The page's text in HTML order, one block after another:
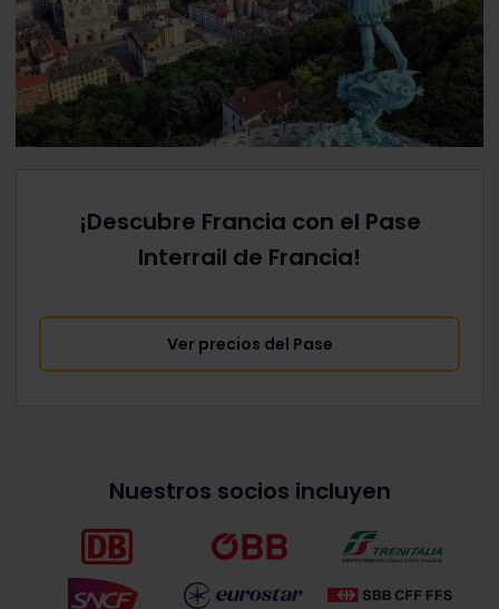
¡Descubre Francia con el Pase
Interrail de Francia!
Ver precios del Pase
Nuestros socios incluyen